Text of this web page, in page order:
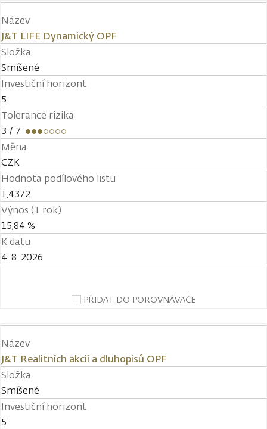
Název
J&T LIFE Dynamický OPF
Složka
Smíšené
Investiční horizont
5
Tolerance rizika
3 / 7
Měna
CZK
Hodnota podílového listu
1,4372
Výnos (1 rok)
15,84 %
K datu
4. 8. 2026
PŘIDAT DO POROVNÁVAČE
Název
J&T Realitních akcií a dluhopisů OPF
Složka
Smíšené
Investiční horizont
5